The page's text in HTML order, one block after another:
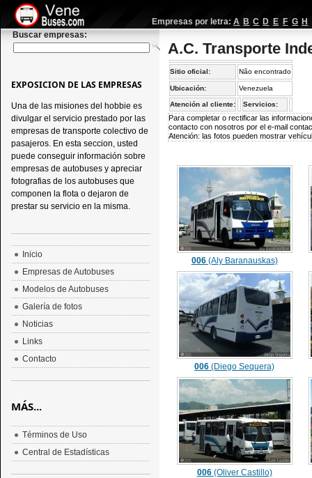
Empresas por letra: A B C D E F G H
Buscar empresas:
A.C. Transporte
Sitio oficial: Não encontrado
Ubicación: Venezuela
Atención al cliente: Servicios:
Para completar o rectificar las
contacto con nosotros por el e-mail
Atención: las fotos pueden mostrar
006(Aly Baranauskas)
006 (Diego Sequera)
006(Oliver Castillo)
EXPOSICION DE LAS EMPRESAS
Una de las misiones del hobbie es
divulgar el servicio prestado por las
empresas de transporte colectivo de
pasajeros. En esta seccion, usted
puede conseguir información sobre
empresas de autobuses y apreciar
fotografias de los autobuses que
componen la flota o dejaron de
prestar su servicio en la misma.
Inicio
Empresas de Autobuses
Modelos de Autobuses
Galería de fotos
Noticias
Links
Contacto
MÁS...
Términos de Uso
Central de Estadísticas